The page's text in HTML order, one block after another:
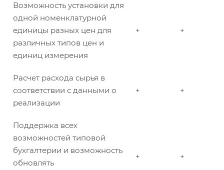
Возможность установки для
одной номенклатурной
единицы разных цен для
различных типов цен и
единиц измерения
+ +
Расчет расхода сырья в
соответствии с данными о
реализации
+ +
Поддержка всех
возможностей типовой
бухгалтерии и возможность
обновлять
+ +